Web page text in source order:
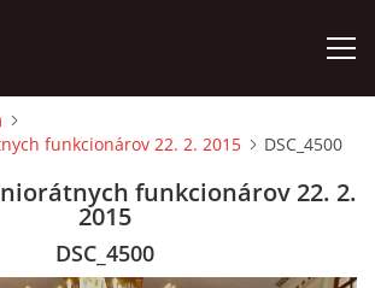
funkcionárov 22. 2. 2015
DSC_4500
funkcionárov 22. 2.
2015
DSC_4500